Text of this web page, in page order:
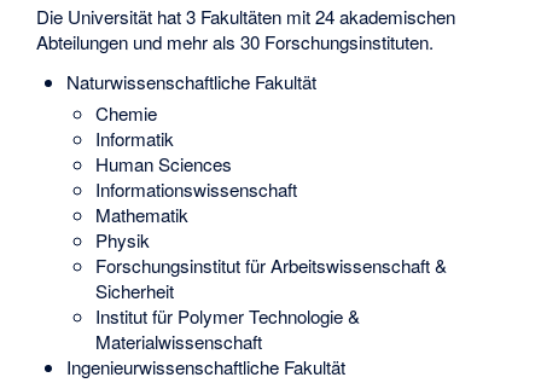
Die Universität hat 3 Fakultäten mit 24 akademischen
Abteilungen und mehr als 30 Forschungsinstituten.
Naturwissenschaftliche Fakultät
Chemie
Informatik
Human Sciences
Informationswissenschaft
Mathematik
Physik
Forschungsinstitut für Arbeitswissenschaft &
Sicherheit
Institut für Polymer Technologie &
Materialwissenschaft
Ingenieurwissenschaftliche Fakultät